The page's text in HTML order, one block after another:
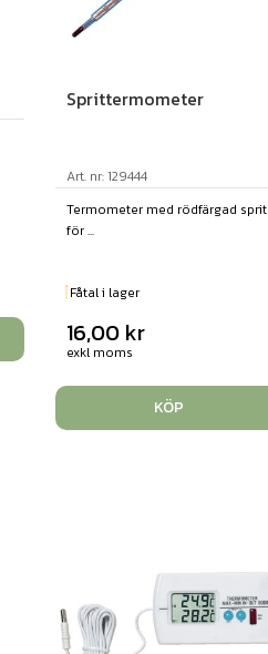
Sprittermometer
Art. nr: 129444
Termometer med rödfärgad sprit
för ...
Fåtal i lager
16,00 kr
exkl moms
KÖP